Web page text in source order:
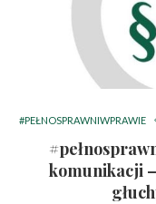
#PEŁNOSPRAWNIWPRAWIE
komunikacji